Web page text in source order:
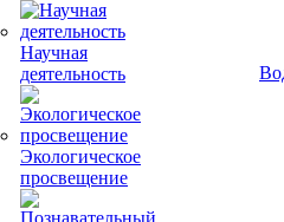
Научная
деятельность
Экологическое
просвещение